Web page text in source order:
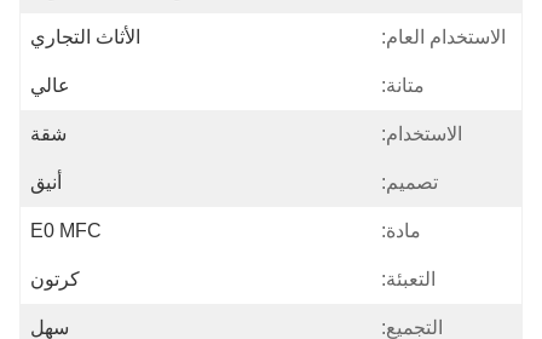
الاستخدام العام: الأثاث التجاري
متانة: عالي
الاستخدام: شقة
تصميم: أنيق
مادة: E0 MFC
التعبئة: كرتون
التجميع: سهل